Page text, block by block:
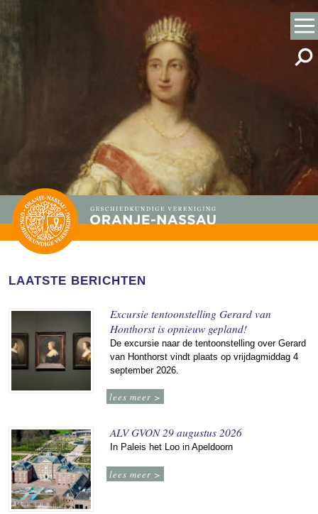
LAATSTE BERICHTEN
Excursie tentoonstelling Gerard van
Honthorst is opnieuw gepland!
De excursie naar de tentoonstelling over Gerard
van Honthorst vindt plaats op vrijdagmiddag 4
september 2026.
lees meer >
ALV GVON 29 augustus 2026
In Paleis het Loo in Apeldoorn
lees meer >